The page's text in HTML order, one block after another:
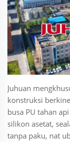
Juhuan
konstruksi
busa PU tahan
silikon asetat,
tanpa paku, nat